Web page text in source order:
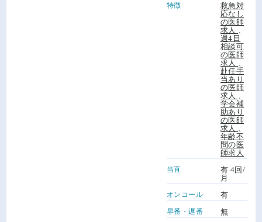
特徴
救急対
応なし
の医師
求人
週4日
相談可
の医師
求人
赴任手
当あり
の医師
求人
学会補
助あり
の医師
求人
年齢不
問の医
師求人
当直
有 4回/
月
オンコール 有
早番・遅番 無